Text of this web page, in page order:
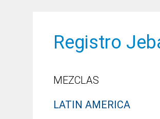
Registro
MEZCLAS
LATIN AMERICA